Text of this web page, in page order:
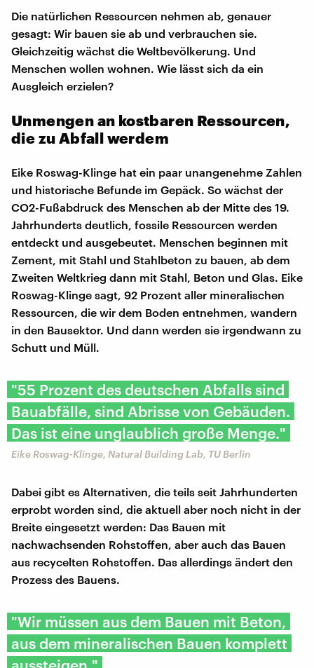
Die natürlichen Ressourcen nehmen ab, genauer
gesagt: Wir bauen sie ab und verbrauchen sie.
Gleichzeitig wächst die Weltbevölkerung. Und
Menschen wollen wohnen. Wie lässt sich da ein
Ausgleich erzielen?
Unmengen an kostbaren Ressourcen,
die zu Abfall werdem
Eike Roswag-Klinge hat ein paar unangenehme Zahlen
und historische Befunde im Gepäck. So wächst der
CO2-Fußabdruck des Menschen ab der Mitte des 19.
Jahrhunderts deutlich, fossile Ressourcen werden
entdeckt und ausgebeutet. Menschen beginnen mit
Zement, mit Stahl und Stahlbeton zu bauen, ab dem
Zweiten Weltkrieg dann mit Stahl, Beton und Glas. Eike
Roswag-Klinge sagt, 92 Prozent aller mineralischen
Ressourcen, die wir dem Boden entnehmen, wandern
in den Bausektor. Und dann werden sie irgendwann zu
Schutt und Müll.
"55 Prozent des deutschen Abfalls sind
Bauabfälle, sind Abrisse von Gebäuden.
Das ist eine unglaublich große Menge."
Eike Roswag-Klinge, Natural Building Lab, TU Berlin
Dabei gibt es Alternativen, die teils seit Jahrhunderten
erprobt worden sind, die aktuell aber noch nicht in der
Breite eingesetzt werden: Das Bauen mit
nachwachsenden Rohstoffen, aber auch das Bauen
aus recycelten Rohstoffen. Das allerdings ändert den
Prozess des Bauens.
"Wir müssen aus dem Bauen mit Beton,
aus dem mineralischen Bauen komplett